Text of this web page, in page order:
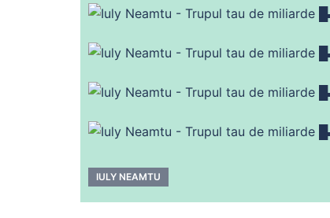
IULY NEAMTU